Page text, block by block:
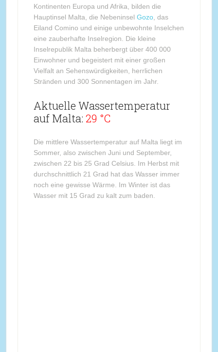
Kontinenten Europa und Afrika, bilden die
Hauptinsel Malta, die Nebeninsel Gozo, das
Eiland Comino und einige unbewohnte Inselchen
eine zauberhafte Inselregion. Die kleine
Inselrepublik Malta beherbergt über 400 000
Einwohner und begeistert mit einer großen
Vielfalt an Sehenswürdigkeiten, herrlichen
Stränden und 300 Sonnentagen im Jahr.
Aktuelle Wassertemperatur
auf Malta: 29 °C
Die mittlere Wassertemperatur auf Malta liegt im
Sommer, also zwischen Juni und September,
zwischen 22 bis 25 Grad Celsius. Im Herbst mit
durchschnittlich 21 Grad hat das Wasser immer
noch eine gewisse Wärme. Im Winter ist das
Wasser mit 15 Grad zu kalt zum baden.